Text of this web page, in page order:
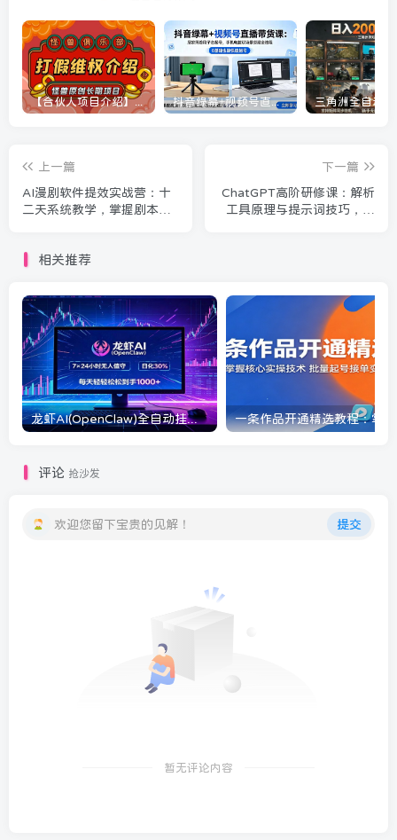
【合伙人项目介绍】打假维权项目介绍 抖音绿幕+视频号直播带货课：居家照着稿子念起号，手机电脑双场景搭建全流程
上一篇
AI漫剧软件提效实战营：十
二天系统教学，掌握剧本创
下一篇
ChatGPT高阶研修课：解析
工具原理与提示词技巧，AI
相关推荐
龙虾AI(OpenClaw)全自动挂机，智能操控电脑高效执行任务，每天轻松到手四位数
评论 抢沙发
欢迎您留下宝贵的见解！ 提交
暂无评论内容